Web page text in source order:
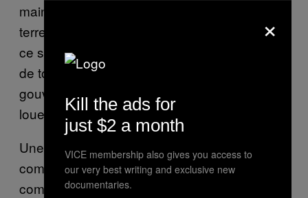
maintenant. C’est une immense bande de
terre dans la ville de Kingston. On pense que
ce sont les plus vastes terres en milieu urbain
de toute l’Amérique du Nord. » Le
gouvernement ne les a pas vendus, mais les
loue.
Une autre raison, c’était ce que Jeff voyait
comme une insulte à l’endroit des fermiers
comme lui. « Ils ont dit que les fermes
×
Kill the ads for
just $2 a month
VICE membership also gives you access to
our very best writing and exclusive new
documentaries.